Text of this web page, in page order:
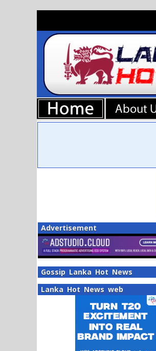
Advertisement
Gossip Lanka Hot News
Lanka Hot News web